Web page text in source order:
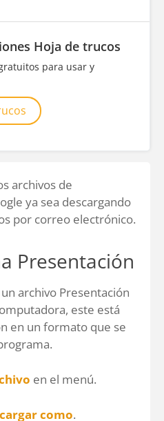
Hoja de trucos
para usar y
archivos de
ya sea descargando
por correo electrónico.
Presentación
archivo Presentación
este está
en un formato que se
en el menú.
como.